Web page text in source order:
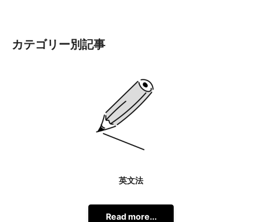
カテゴリー別記事
英文法
Read more...